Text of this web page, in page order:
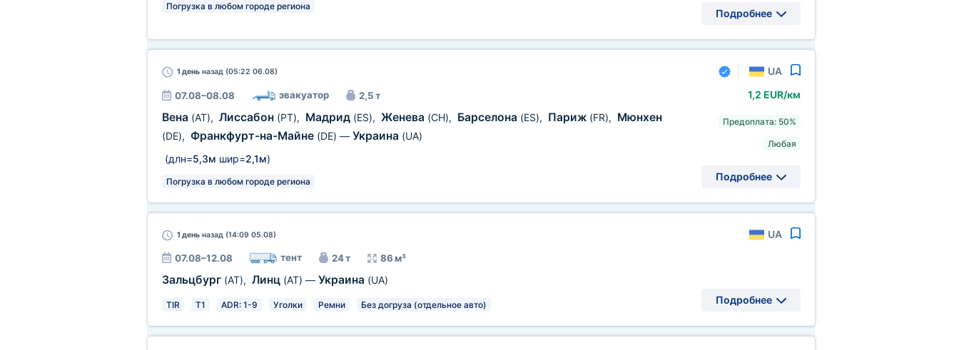
Погрузка в любом городе региона
Подробнее
1 деньназад (05:22 06.08) UA
07.08–08.08 эвакуатор 2,5 т
Вена (AT), Лиссабон (PT), Мадрид (ES), Женева (CH), Барселона (ES), Париж (FR), Мюнхен
(DE), Франкфурт-на-Майне (DE) — Украина (UA)
(длн=5,3м шир=2,1м)
Погрузка в любом городе региона
1,2 EUR/км
Предоплата: 50%
Любая
Подробнее
1 деньназад (14:09 05.08) UA
07.08–12.08 тент 24 т 86 м³
Зальцбург (AT), Линц (AT) — Украина (UA)
TIR T1 ADR: 1-9 Уголки Ремни Без догруза (отдельное авто) Подробнее